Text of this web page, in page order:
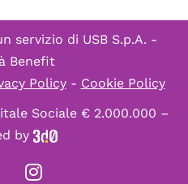
servizio di USB S.p.A. -
Benefit
Policy- Cookie Policy
Sociale € 2.000.000 –
by